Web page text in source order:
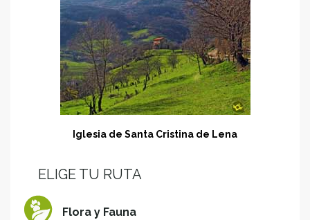
Iglesia de Santa Cristina de Lena
ELIGE TU RUTA
Flora y Fauna